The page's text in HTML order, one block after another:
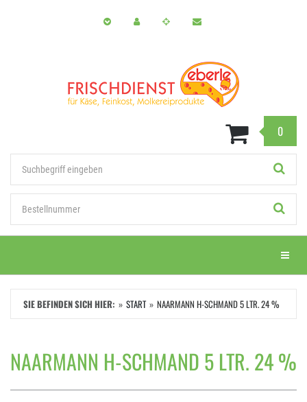
0
Menü
SIE BEFINDEN SICH HIER: START NAARMANN H-SCHMAND 5 LTR. 24 %
NAARMANN H-SCHMAND 5 LTR. 24 %